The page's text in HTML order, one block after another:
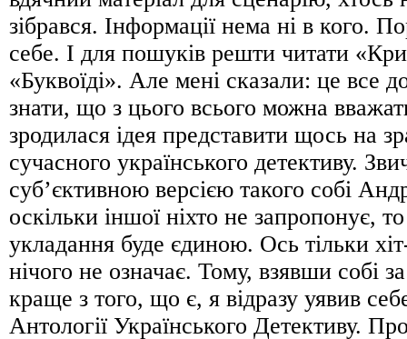
зібрався. Інформації нема ні в кого.
себе. І для пошуків решти читати
«Буквоїді». Але мені сказали: це все
знати, що з цього всього можна
зродилася ідея представити щось на
сучасного українського детективу.
суб’єктивною версією такого собі
оскільки іншої ніхто не запропонує,
укладання буде єдиною. Ось тільки
нічого не означає. Тому, взявши собі
краще з того, що є, я відразу уявив
Антології Українського Детективу.